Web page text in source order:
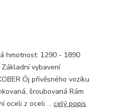
hmotnost: 1290 - 1890
vybavení
Ój přívěsného vozíku
šroubovaná Rám
oceli z oceli ... celý popis